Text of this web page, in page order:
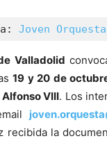
Joven
Valladolid
19 y 20 de
VIII. Los
recibida la